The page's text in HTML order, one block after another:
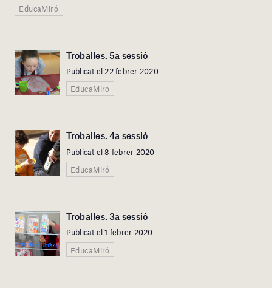
EducaMiró
Troballes. 5a sessió
Publicat el 22 febrer 2020
EducaMiró
Troballes. 4a sessió
Publicat el 8 febrer 2020
EducaMiró
Troballes. 3a sessió
Publicat el 1 febrer 2020
EducaMiró